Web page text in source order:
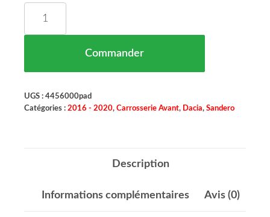
Commander
UGS : 4456000pad
Catégories : 2016 - 2020, Carrosserie Avant, Dacia, Sandero
Description
Informations complémentaires Avis (0)